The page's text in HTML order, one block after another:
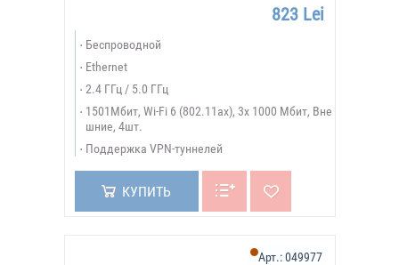
823 Lei
Беспроводной
Ethernet
2.4 ГГц / 5.0 ГГц
1501Мбит, Wi-Fi 6 (802.11ax), 3х 1000 Мбит, Вне
шние, 4шт.
Поддержка VPN-туннелей
КУПИТЬ
Арт.:049977